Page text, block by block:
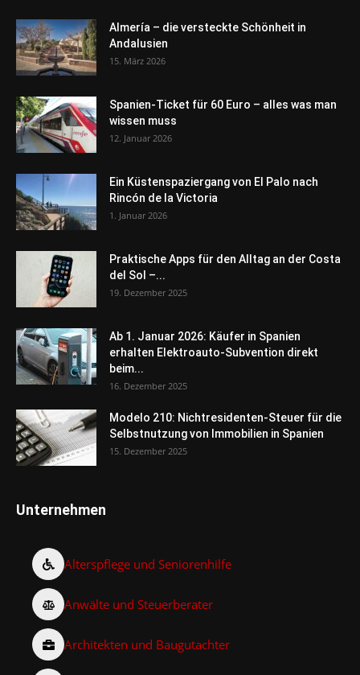
Almería – die versteckte Schönheit in
Andalusien
15. März 2026
Spanien-Ticket für 60 Euro – alles was man
wissen muss
12. Januar 2026
Ein Küstenspaziergang von El Palo nach
Rincón de la Victoria
1. Januar 2026
Praktische Apps für den Alltag an der Costa
del Sol –...
19. Dezember 2025
Ab 1. Januar 2026: Käufer in Spanien
erhalten Elektroauto-Subvention direkt
beim...
16. Dezember 2025
Modelo 210: Nichtresidenten-Steuer für die
Selbstnutzung von Immobilien in Spanien
15. Dezember 2025
Unternehmen
Alterspflege und Seniorenhilfe
Anwälte und Steuerberater
Architekten und Baugutachter